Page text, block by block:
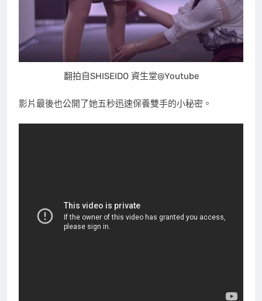
翻拍自SHISEIDO 資生堂@Youtube
影片最後也公開了她五秒迅速保養雙手的小秘密。